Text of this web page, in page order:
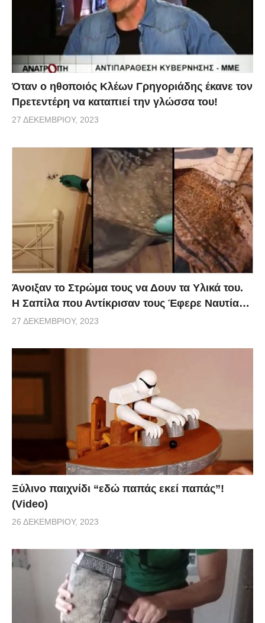
Όταν ο ηθοποιός Κλέων Γρηγοριάδης έκανε τον
Πρετεντέρη να καταπιεί την γλώσσα του!
27 ΔΕΚΕΜΒΡΊΟΥ, 2023
Άνοιξαν το Στρώμα τους να Δουν τα Υλικά του.
Η Σαπίλα που Αντίκρισαν τους Έφερε Ναυτία…
27 ΔΕΚΕΜΒΡΊΟΥ, 2023
Ξύλινο παιχνίδι “εδώ παπάς εκεί παπάς”!
(Video)
26 ΔΕΚΕΜΒΡΊΟΥ, 2023